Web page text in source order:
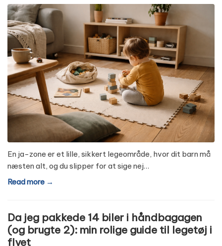
En ja-zone er et lille, sikkert legeområde, hvor dit barn må
næsten alt, og du slipper for at sige nej…
Read more →
Da jeg pakkede 14 biler i håndbagagen
(og brugte 2): min rolige guide til legetøj i
flyet